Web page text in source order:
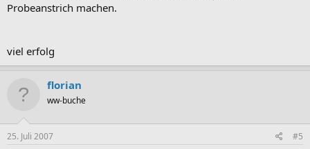
Probeanstrich machen.
viel erfolg
florian
ww-buche
25. Juli 2007 #5